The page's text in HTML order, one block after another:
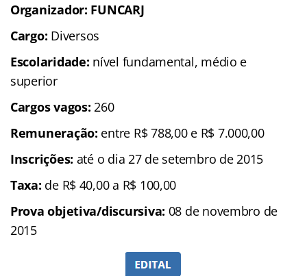
Organizador: FUNCARJ
Cargo: Diversos
Escolaridade: nível fundamental, médio e
superior
Cargos vagos: 260
Remuneração: entre R$ 788,00 e R$ 7.000,00
Inscrições: até o dia 27 de setembro de 2015
Taxa: de R$ 40,00 a R$ 100,00
Prova objetiva/discursiva: 08 de novembro de
2015